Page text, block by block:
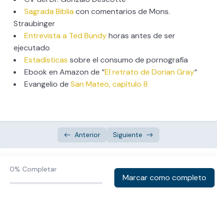
2. Conócete a ti mismo
3. Nueve pasos para salir del porno
4. Poniendo el sexo en su lugar 0/6
5. Primer consumo y heridas emocionales
7. Socios en el dolor
9. Curación 0/3
Sagrada Biblia con comentarios de Mons.
Straubinger
Entrevista a Ted Bundyhoras antes de ser
ejecutado
Estadísticas sobre el consumo de pornografía
Ebook en Amazon de “El retrato de Dorian Gray“
Evangelio de San Mateo, capítulo 8
Anterior Siguiente
0% Completar
Marcar como completo